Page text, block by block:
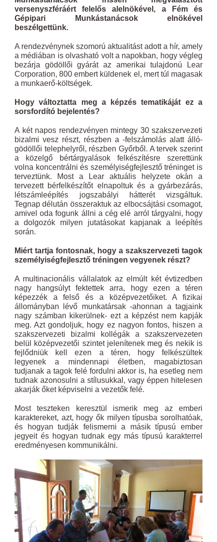
versenyszféráért felelős alelnökével, a Fém és
Gépipari Munkástanácsok elnökével
beszélgettünk.
A rendezvénynek szomorú aktualitást adott a hír, amely
a médiában is olvasható volt a napokban, hogy végleg
bezárja gödöllői gyárát az amerikai tulajdonú Lear
Corporation, 800 embert küldenek el, mert túl magasak
a munkaerő-költségek.
Hogy változtatta meg a képzés tematikáját ez a
sorsfordító bejelentés?
A két napos rendezvényen mintegy 30 szakszervezeti
bizalmi vesz részt, részben a -felszámolás alatt álló-
gödöllői telephelyről, részben Győrből. A tervek szerint
a közelgő bértárgyalások felkészítésre szerettünk
volna koncentrálni és személyiségfejlesztő tréninget is
terveztünk. Most a Lear aktuális helyzete okán a
tervezett bérfelkészítőt elnapoltuk és a gyárbezárás,
létszámleépítés jogszabályi hátterét vizsgáltuk.
Tegnap délután összeraktuk az elbocsájtási csomagot,
amivel oda fogunk állni a cég elé arról tárgyalni, hogy
a dolgozók milyen jutatásokat kapjanak a leépítés
során.
Miért tartja fontosnak, hogy a szakszervezeti tagok
személyiségfejlesztő tréningen vegyenek részt?
A multinacionális vállalatok az elmúlt két évtizedben
nagy hangsúlyt fektettek arra, hogy ezen a téren
képezzék a felső és a középvezetőiket. A fizikai
állományban lévő munkatársak -ahonnan a tagjaink
nagy számban kikerülnek- ezt a képzést nem kapják
meg. Azt gondoljuk, hogy ez nagyon fontos, hiszen a
szakszervezeti bizalmi kollégák a szakszervezeten
belül középvezetői szintet jelenítenek meg és nekik is
fejlődniük kell ezen a téren, hogy felkészültek
legyenek a mindennapi életben, magabiztosan
tudjanak a tagok felé fordulni akkor is, ha esetleg nem
tudnak azonosulni a stílusukkal, vagy éppen hitelesen
akarják őket képviselni a vezetők felé.
Most teszteken keresztül ismerik meg az emberi
karaktereket, azt, hogy ők milyen típusba sorolhatóak,
és hogyan tudják felismerni a másik típusú ember
jegyeit és hogyan tudnak egy más típusú karakterrel
eredményesen kommunikálni.